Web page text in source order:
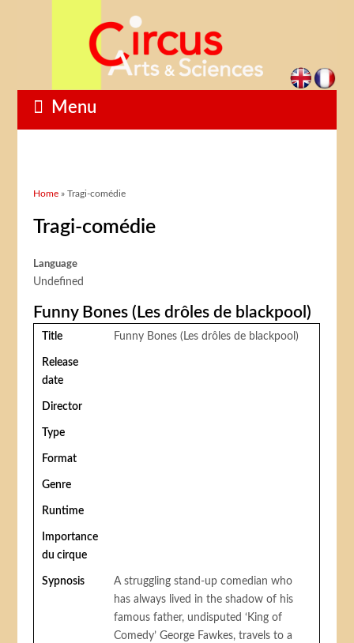
Menu
You are here
Home » Tragi-comédie
Tragi-comédie
Language
Undefined
Funny Bones (Les drôles de blackpool)
Title Funny Bones (Les drôles de blackpool)
Release
date
Director
Type
Format
Genre
Runtime
Importance
du cirque
Sypnosis
A struggling stand-up comedian who
has always lived in the shadow of his
famous father, undisputed ‘King of
Comedy’ George Fawkes, travels to a